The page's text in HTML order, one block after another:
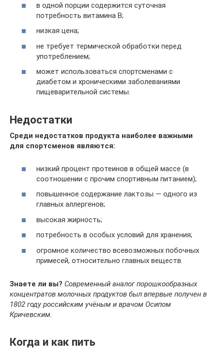
в одной порции содержится суточная
потребность витамина В;
низкая цена;
не требует термической обработки перед
употреблением;
может использоваться спортсменами с
диабетом и хроническими заболеваниями
пищеварительной системы.
Недостатки
Среди недостатков продукта наиболее важными
для спортсменов являются:
низкий процент протеинов в общей массе (в
соотношении с прочим спортивным питанием);
повышенное содержание лактозы — одного из
главных аллергенов;
высокая жирность;
потребность в особых условий для хранения;
огромное количество всевозможных побочных
примесей, относительно главных веществ.
Знаете ли вы? Современный аналог порошкообразных
концентратов молочных продуктов был впервые получен в
1802 году российским учёным и врачом Осипом
Кричевским.
Когда и как пить